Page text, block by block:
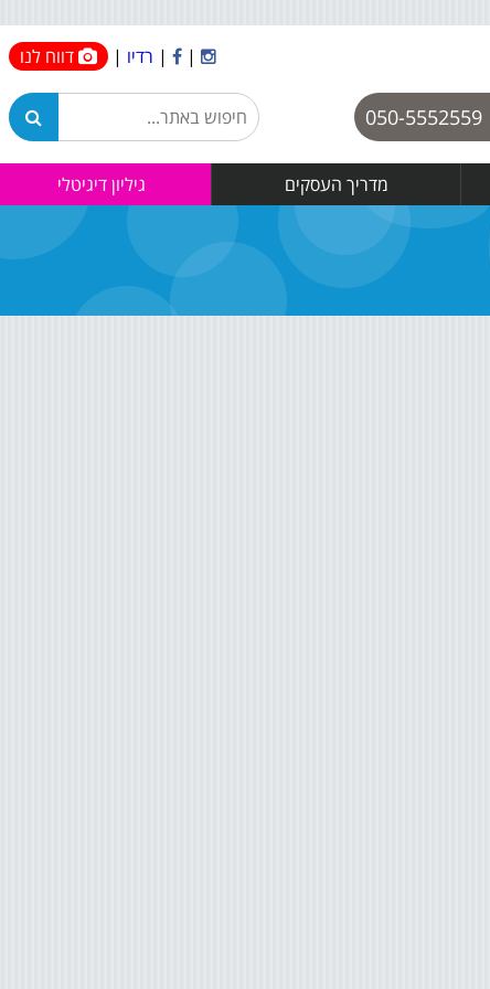
|
| רדיו | דווח לנו
050-5552559
מדריך העסקים גיליון דיגיטלי